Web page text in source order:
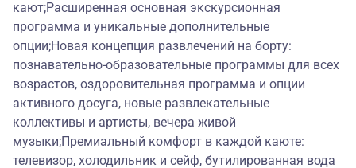
кают;Расширенная основная экскурсионная
программа и уникальные дополнительные
опции;Новая концепция развлечений на борту:
познавательно-образовательные программы для всех
возрастов, оздоровительная программа и опции
активного досуга, новые развлекательные
коллективы и артисты, вечера живой
музыки;Премиальный комфорт в каждой каюте:
телевизор, холодильник и сейф, бутилированная вода